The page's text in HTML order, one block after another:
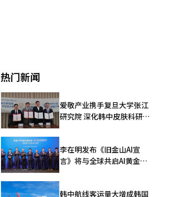
热门新闻
爱敬产业携手复旦大学张江
研究院 深化韩中皮肤科研合
李在明发布《旧金山AI宣
言》将与全球共启AI黄金时
韩中航线客运量大增成韩国